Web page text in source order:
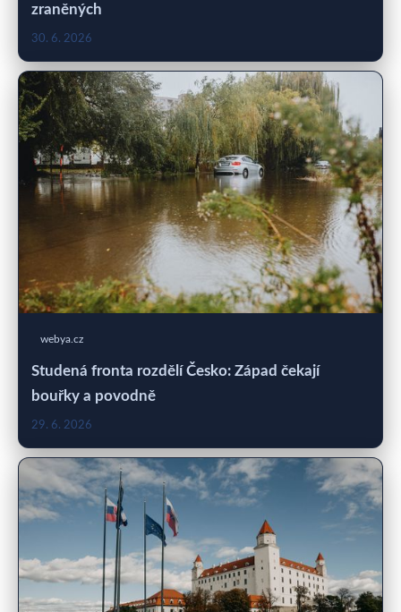
zraněných
30. 6. 2026
webya.cz
Studená fronta rozdělí Česko: Západ čekají
bouřky a povodně
29. 6. 2026